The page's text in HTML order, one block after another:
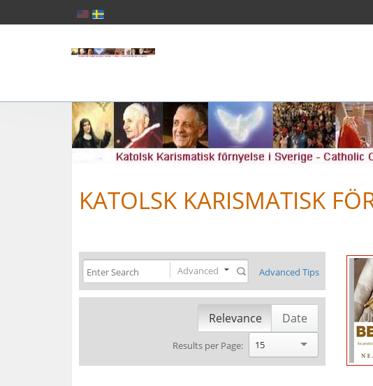
KATOLSK KARISMATISK
Advanced Tips
Advanced
Relevance Date
Results per Page: 15